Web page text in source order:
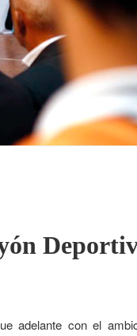
adelante con el